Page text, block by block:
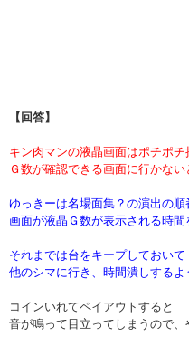
【回答】
キン肉マンの液晶画面はポチポチ
Ｇ数が確認できる画面に行かない
ゆっきーは名場面集？の演出の
画面が液晶Ｇ数が表示される時間
それまでは台をキープしておいて
他のシマに行き、時間潰しするよ
コインいれてペイアウトすると
音が鳴って目立ってしまうので、